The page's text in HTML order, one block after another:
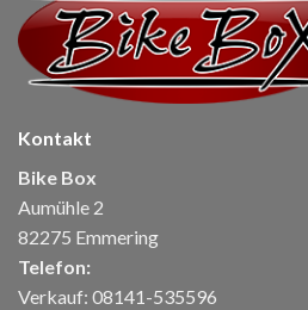
Kontakt
Bike Box
Aumühle 2
82275 Emmering
Telefon:
Verkauf: 08141-535596